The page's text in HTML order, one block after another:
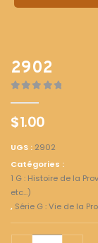
2902
$1.00
UGS : 2902
Catégories :
1 G : Histoire de la
etc...)
, Série G : Vie de la